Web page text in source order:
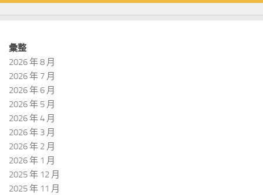
彙整
2026 年 8 月
2026 年 7 月
2026 年 6 月
2026 年 5 月
2026 年 4 月
2026 年 3 月
2026 年 2 月
2026 年 1 月
2025 年 12 月
2025 年 11 月